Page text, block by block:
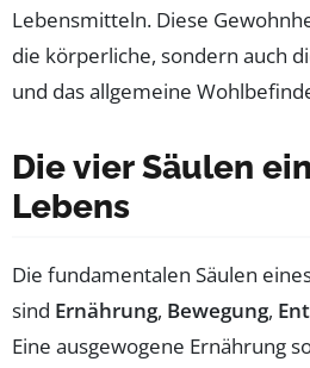
Lebensmitteln. Diese
die körperliche, sondern auch
und das allgemeine
Die vier Säulen
Lebens
Die fundamentalen Säulen
sind Ernährung, Bewegung,
Eine ausgewogene Ernährung